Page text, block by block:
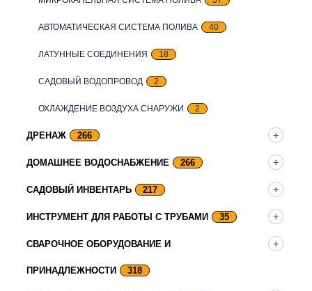
АВТОМАТИЧЕСКАЯ СИСТЕМА ПОЛИВА 40
ЛАТУННЫЕ СОЕДИНЕНИЯ 18
САДОВЫЙ ВОДОПРОВОД 2
ОХЛАЖДЕНИЕ ВОЗДУХА СНАРУЖИ 2
ДРЕНАЖ 266
ДОМАШНЕЕ ВОДОСНАБЖЕНИЕ 266
САДОВЫЙ ИНВЕНТАРЬ 217
ИНСТРУМЕНТ ДЛЯ РАБОТЫ С ТРУБАМИ 35
СВАРОЧНОЕ ОБОРУДОВАНИЕ И
ПРИНАДЛЕЖНОСТИ 318